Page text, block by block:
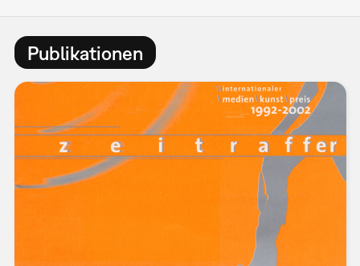
Publikationen